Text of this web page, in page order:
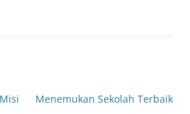
Menemukan Sekolah Terbaik